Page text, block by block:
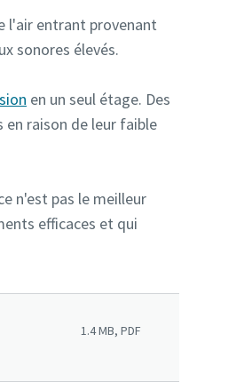
l'air entrant provenant
sonores élevés.
en un seul étage. Des
en raison de leur faible
n'est pas le meilleur
efficaces et qui
1.4 MB, PDF